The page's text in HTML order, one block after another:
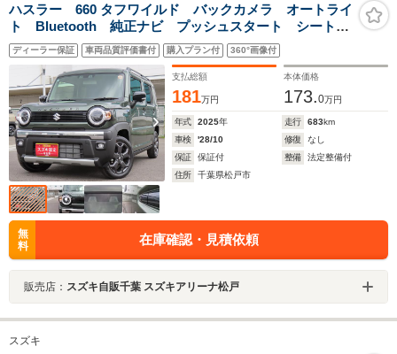
ハスラー 660 タフワイルド バックカメラ オートライ
ト Bluetooth 純正ナビ プッシュスタート シートヒ
ーター オートエアコン 禁煙車 スズキセーフティー
サポート ワンオーナー 衝突被害軽減システム アイ
ドリングストップ
ディーラー保証 車両品質評価書付 購入プラン付 360°画像付
支払総額
181万円
本体価格
173.0万円
年式 2025年 走行 683km
車検
'28/10 修復
なし
保証
保証付 整備
法定整備付
住所
千葉県松戸市
無
料
在庫確認・見積依頼
販売店： スズキ自販千葉 スズキアリーナ松戸
スズキ